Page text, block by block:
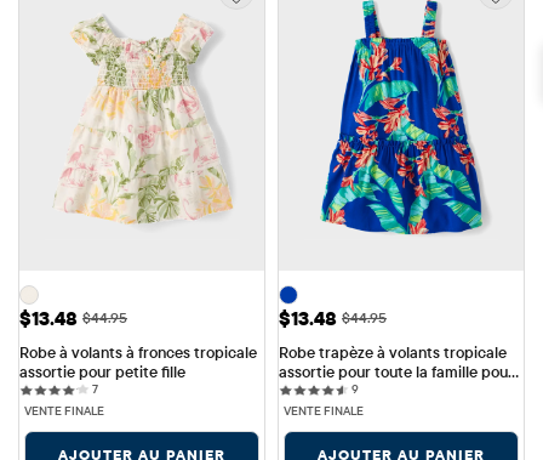
Prix ​​de vente: $13.48
$13.48 Prix ​​d'origine: $44.95
$44.95
Robe à volants à fronces tropicale
assortie pour petite fille
77 reviews
VENTE FINALE
AJOUTER AU PANIER
Prix ​​de vente: $13.48
$13.48 Prix ​​d'origine: $44.95
$44.95
Robe trapèze à volants tropicale
assortie pour toute la famille pour
petites filles
99 reviews
VENTE FINALE
AJOUTER AU PANIER